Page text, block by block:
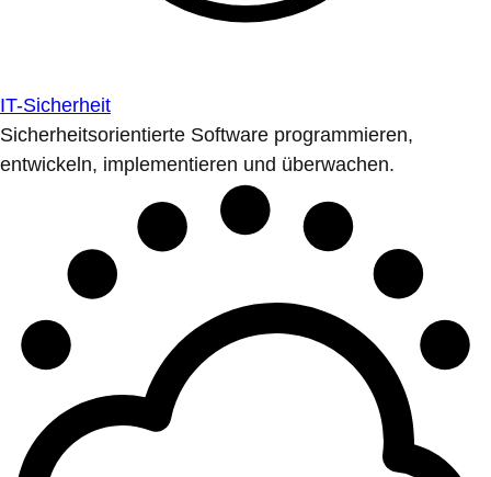
IT-Sicherheit
Sicherheitsorientierte Software programmieren,
entwickeln, implementieren und überwachen.